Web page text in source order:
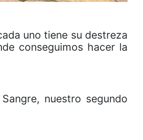
uno tiene su destreza
conseguimos hacer la
nuestro segundo